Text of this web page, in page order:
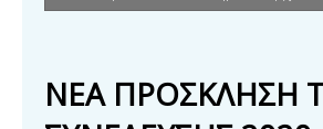
ΝΕΑ ΠΡΟΣΚΛΗΣΗ